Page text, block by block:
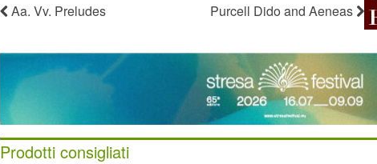
Aa. Vv. Preludes Purcell Dido and Aeneas
Prodotti consigliati